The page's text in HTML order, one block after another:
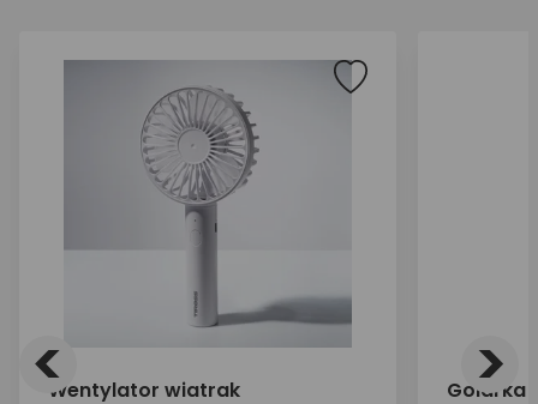
Wentylator wiatrak
Golarka
< >